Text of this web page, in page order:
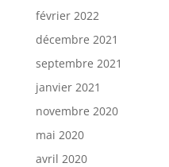
février 2022
décembre 2021
septembre 2021
janvier 2021
novembre 2020
mai 2020
avril 2020